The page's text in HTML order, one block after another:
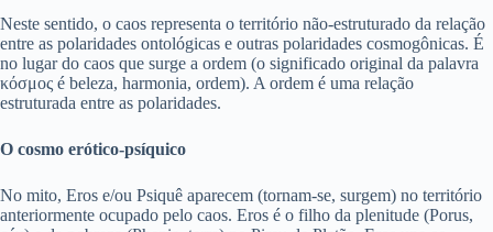
Neste sentido, o caos representa o território não-estruturado da relação
entre as polaridades ontológicas e outras polaridades cosmogônicas. É
no lugar do caos que surge a ordem (o significado original da palavra
κόσμος é beleza, harmonia, ordem). A ordem é uma relação
estruturada entre as polaridades.
O cosmo erótico-psíquico
No mito, Eros e/ou Psiquê aparecem (tornam-se, surgem) no território
anteriormente ocupado pelo caos. Eros é o filho da plenitude (Porus,